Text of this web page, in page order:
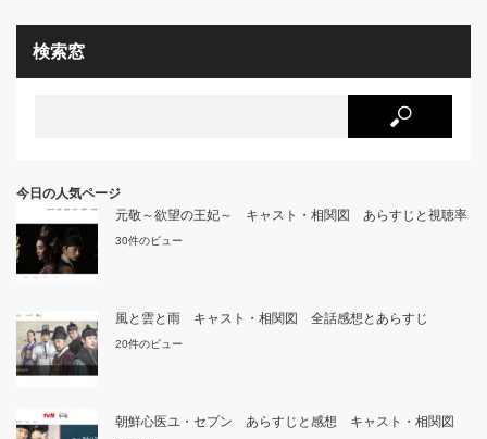
検索窓
今日の人気ページ
元敬～欲望の王妃～ キャスト・相関図 あらすじと視聴率
30件のビュー
風と雲と雨 キャスト・相関図 全話感想とあらすじ
20件のビュー
朝鮮心医ユ・セプン あらすじと感想 キャスト・相関図